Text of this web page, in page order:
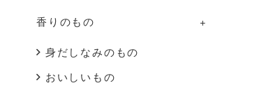
盆・トレー
その他
その他
家具
花器
インテリア雑貨
掃除道具
布もの・タオル
ハンドソープ・石鹸
服飾と小物の一覧
洋服
バッグ・帽子
香りのもの
香りのものの一覧
アロマ用品
身だしなみのもの
おいしいもの